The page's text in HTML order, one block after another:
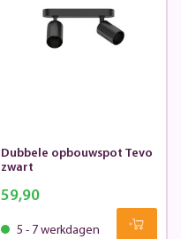
Dubbele opbouwspot Tevo
zwart
59,90
5 - 7 werkdagen